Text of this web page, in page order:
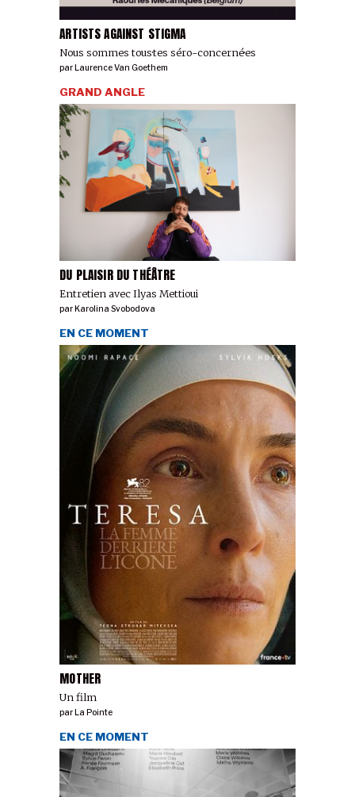
ARTISTS AGAINST STIGMA
Nous sommes tous·tes séro-concerné·es
parLaurence Van Goethem
DU PLAISIR DU THÉÂTRE
Entretien avec Ilyas Mettioui
GRAND ANGLE
par Karolina Svobodova
MOTHER
Un film
EN CE MOMENT
par La Pointe
EN CE MOMENT